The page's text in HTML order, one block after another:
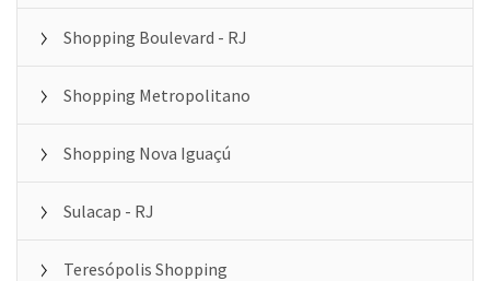
Shopping Boulevard - RJ
Shopping Metropolitano
Shopping Nova Iguaçú
Sulacap - RJ
Teresópolis Shopping